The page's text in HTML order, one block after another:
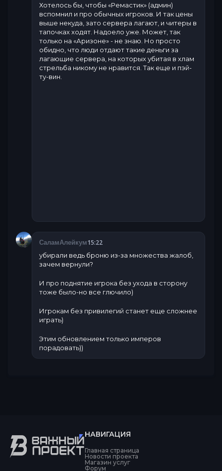
Хотелось бы, чтобы «Ремастик» (админ)
вспомнил и про обычных игроков. И так цены
выше некуда, зато сервера лагают, и читеры в
тапочках ходят. Надоело уже. Может, так
только на «Аризоне» - не знаю. Но просто
обидно, что люди отдают такие деньги за
лагающие сервера, на которых убитая в хлам
стрельба никому не нравится. Так еще и пэй-
ту-вин.
СаламАлейкум15:22
убирали ведь броню из-за множества жалоб,
зачем вернули?
И про поднятие игрока без ухода в сторону
тоже было-но все глючило)
Игрокам без привилегий станет еще сложнее
играть)
Этим обновлением только имперов
порадовать))
НАВИГАЦИЯ
Главная страница
Новости проекта
Магазин услуг
Форум